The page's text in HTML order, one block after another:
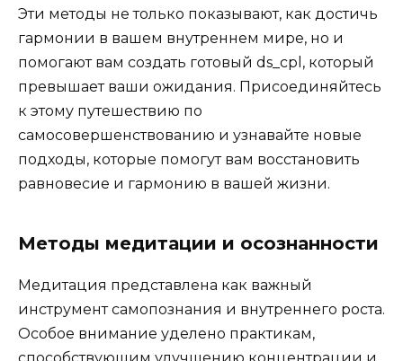
Эти методы не только показывают, как достичь
гармонии в вашем внутреннем мире, но и
помогают вам создать готовый ds_cpl, который
превышает ваши ожидания. Присоединяйтесь
к этому путешествию по
самосовершенствованию и узнавайте новые
подходы, которые помогут вам восстановить
равновесие и гармонию в вашей жизни.
Методы медитации и осознанности
Медитация представлена как важный
инструмент самопознания и внутреннего роста.
Особое внимание уделено практикам,